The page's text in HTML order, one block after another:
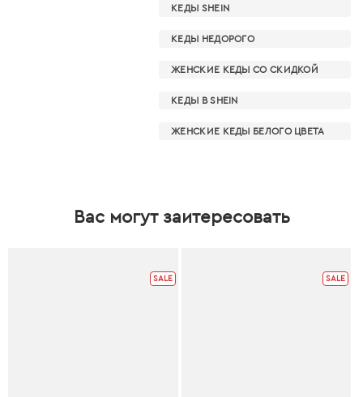
КЕДЫ SHEIN
КЕДЫ НЕДОРОГО
ЖЕНСКИЕ КЕДЫ СО СКИДКОЙ
КЕДЫ В SHEIN
ЖЕНСКИЕ КЕДЫ БЕЛОГО ЦВЕТА
Вас могут заитересовать
SALE SALE